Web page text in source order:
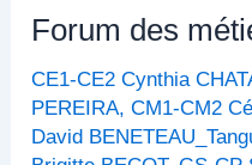
Forum des
CE1-CE2 Cynthia
PEREIRA,CM1-CM2
David
Forum
métiers
de
la